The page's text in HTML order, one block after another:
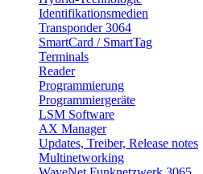
Identifikationsmedien
Transponder 3064
SmartCard / SmartTag
Terminals
Reader
Programmierung
Programmiergeräte
LSM Software
AX Manager
Updates, Treiber, Release notes
Multinetworking